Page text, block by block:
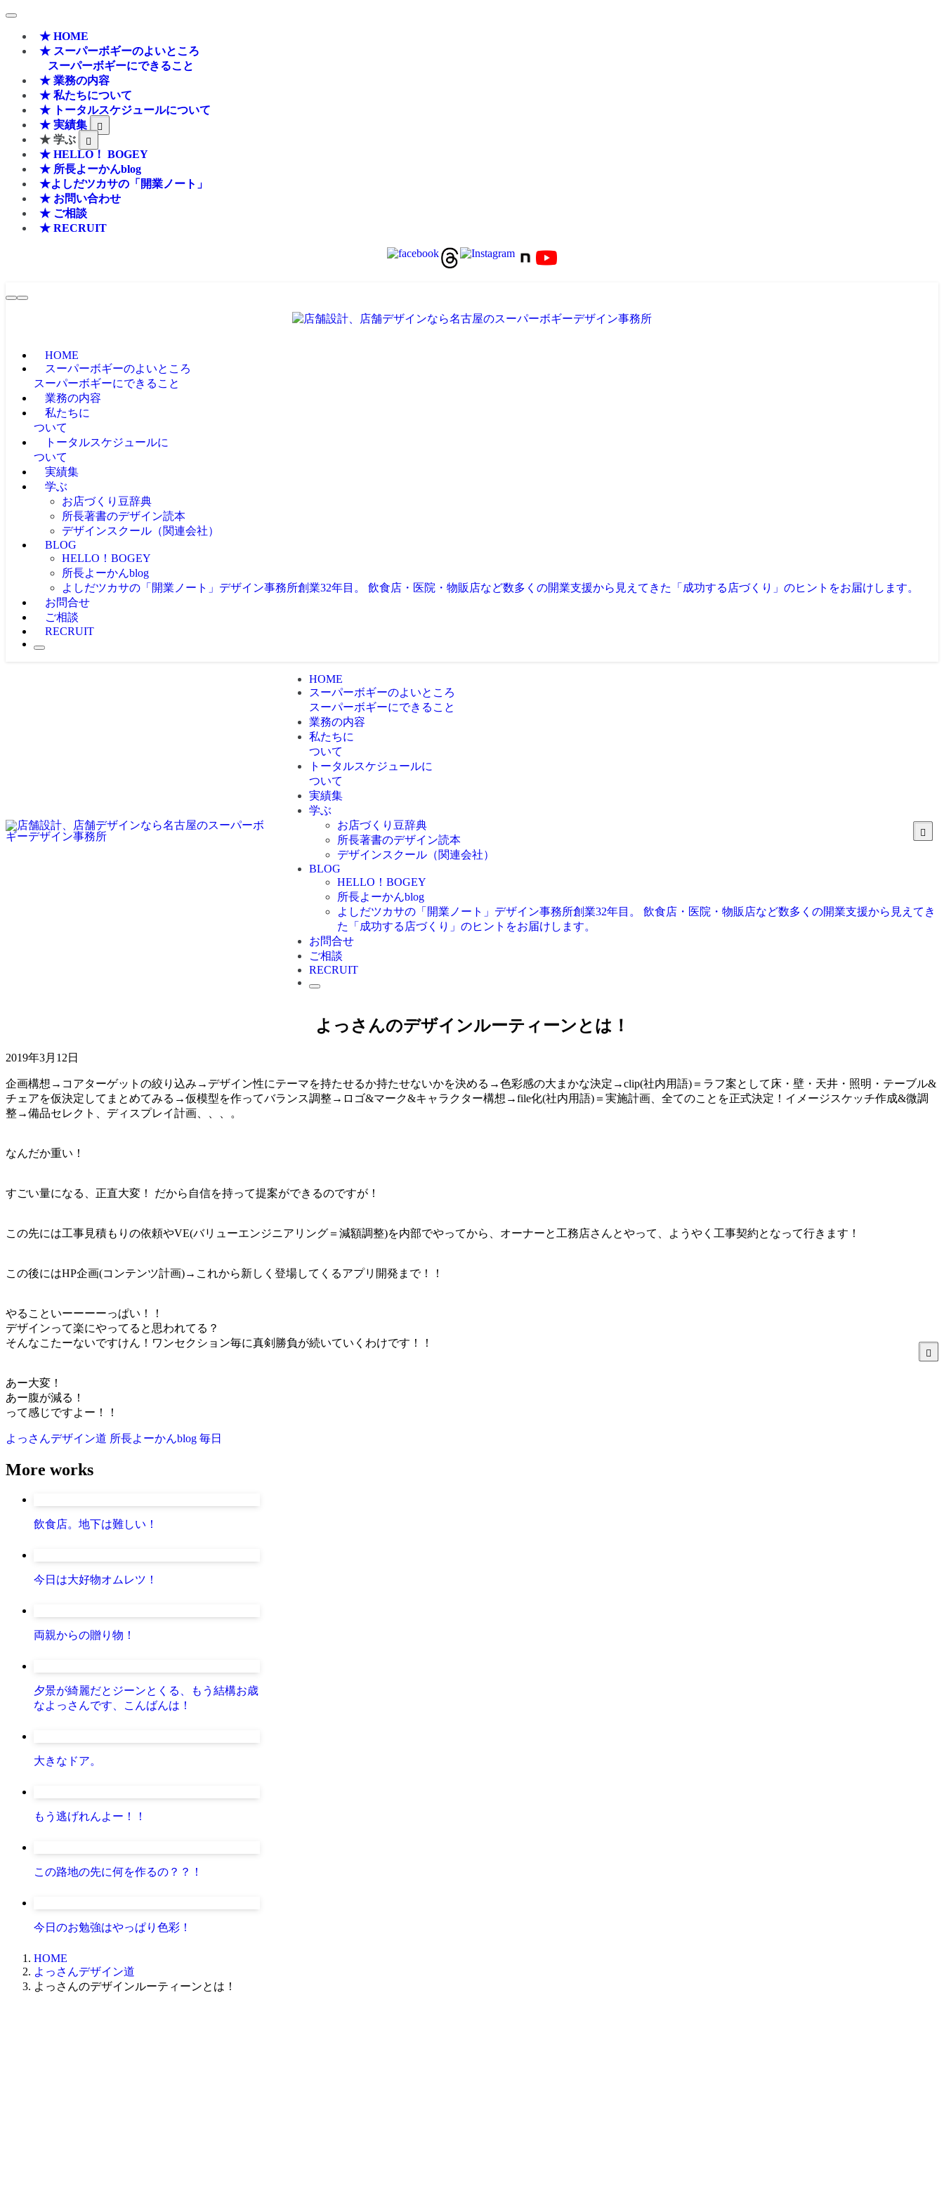
★ HOME
★ スーパーボギーのよいところ
スーパーボギーにできること
★ 業務の内容
★ 私たちについて
★ トータルスケジュールについて
★ 実績集
★ 学ぶ
★ HELLO！ BOGEY
★ 所長よーかんblog
★よしだツカサの「開業ノート」
★ お問い合わせ
★ ご相談
★ RECRUIT
HOME
スーパーボギーのよいところ
スーパーボギーにできること
業務の内容
私たちに
ついて
トータルスケジュールに
ついて
実績集
学ぶ
お店づくり豆辞典
所長著書のデザイン読本
デザインスクール（関連会社）
BLOG
HELLO！BOGEY
所長よーかんblog
よしだツカサの「開業ノート」 デザイン事務所創業32年目。 飲食店・医院・物販店など数多くの開業支援から見えてきた「成功する店づくり」のヒントをお届けします。
お問合せ
ご相談
RECRUIT
HOME
スーパーボギーのよいところ
スーパーボギーにできること
業務の内容
私たちに
ついて
トータルスケジュールに
ついて
実績集
学ぶ
お店づくり豆辞典
所長著書のデザイン読本
デザインスクール（関連会社）
BLOG
HELLO！BOGEY
所長よーかんblog
よしだツカサの「開業ノート」 デザイン事務所創業32年目。 飲食店・医院・物販店など数多くの開業支援から見えてき
た「成功する店づくり」のヒントをお届けします。
お問合せ
ご相談
RECRUIT
よっさんのデザインルーティーンとは！
2019年3月12日
企画構想→コアターゲットの絞り込み→デザイン性にテーマを持たせるか持たせないかを決める→色彩感の大まかな決定→clip(社内用語)＝ラフ案として床・壁・天井・照明・テーブル&
チェアを仮決定してまとめてみる→仮模型を作ってバランス調整→ロゴ&マーク&キャラクター構想→file化(社内用語)＝実施計画、全てのことを正式決定！イメージスケッチ作成&微調
整→備品セレクト、ディスプレイ計画、、、。
なんだか重い！
すごい量になる、正直大変！ だから自信を持って提案ができるのですが！
この先には工事見積もりの依頼やVE(バリューエンジニアリング＝減額調整)を内部でやってから、オーナーと工務店さんとやって、ようやく工事契約となって行きます！
この後にはHP企画(コンテンツ計画)→これから新しく登場してくるアプリ開発まで！！
やることいーーーーっぱい！！
デザインって楽にやってると思われてる？
そんなこたーないですけん！ワンセクション毎に真剣勝負が続いていくわけです！！
あー大変！
あー腹が減る！
って感じですよー！！
よっさんデザイン道 所長よーかんblog 毎日
More works
飲食店。地下は難しい！
今日は大好物オムレツ！
両親からの贈り物！
夕景が綺麗だとジーンとくる、もう結構お歳
なよっさんです、こんばんは！
大きなドア。
もう逃げれんよー！！
この路地の先に何を作るの？？！
今日のお勉強はやっぱり色彩！
HOME
よっさんデザイン道
よっさんのデザインルーティーンとは！